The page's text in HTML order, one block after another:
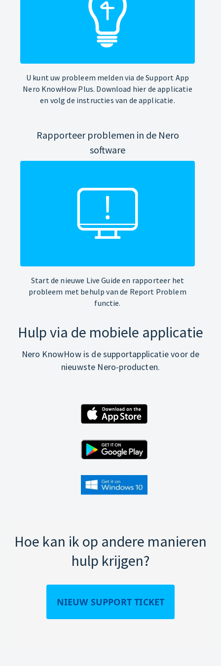
U kunt uw probleem melden via de Support App
Nero KnowHow Plus. Download hier de applicatie
en volg de instructies van de applicatie.
Rapporteer problemen in de Nero
software
Start de nieuwe Live Guide en rapporteer het
probleem met behulp van de Report Problem
functie.
Hulp via de mobiele applicatie
Nero KnowHow is de supportapplicatie voor de
nieuwste Nero-producten.
Hoe kan ik op andere manieren
hulp krijgen?
NIEUW SUPPORT TICKET